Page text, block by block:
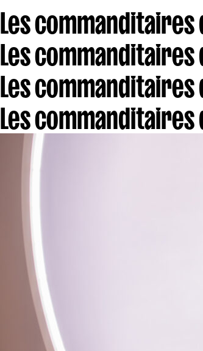
Les commanditaires
Les commanditaires
Les commanditaires
Les commanditaires